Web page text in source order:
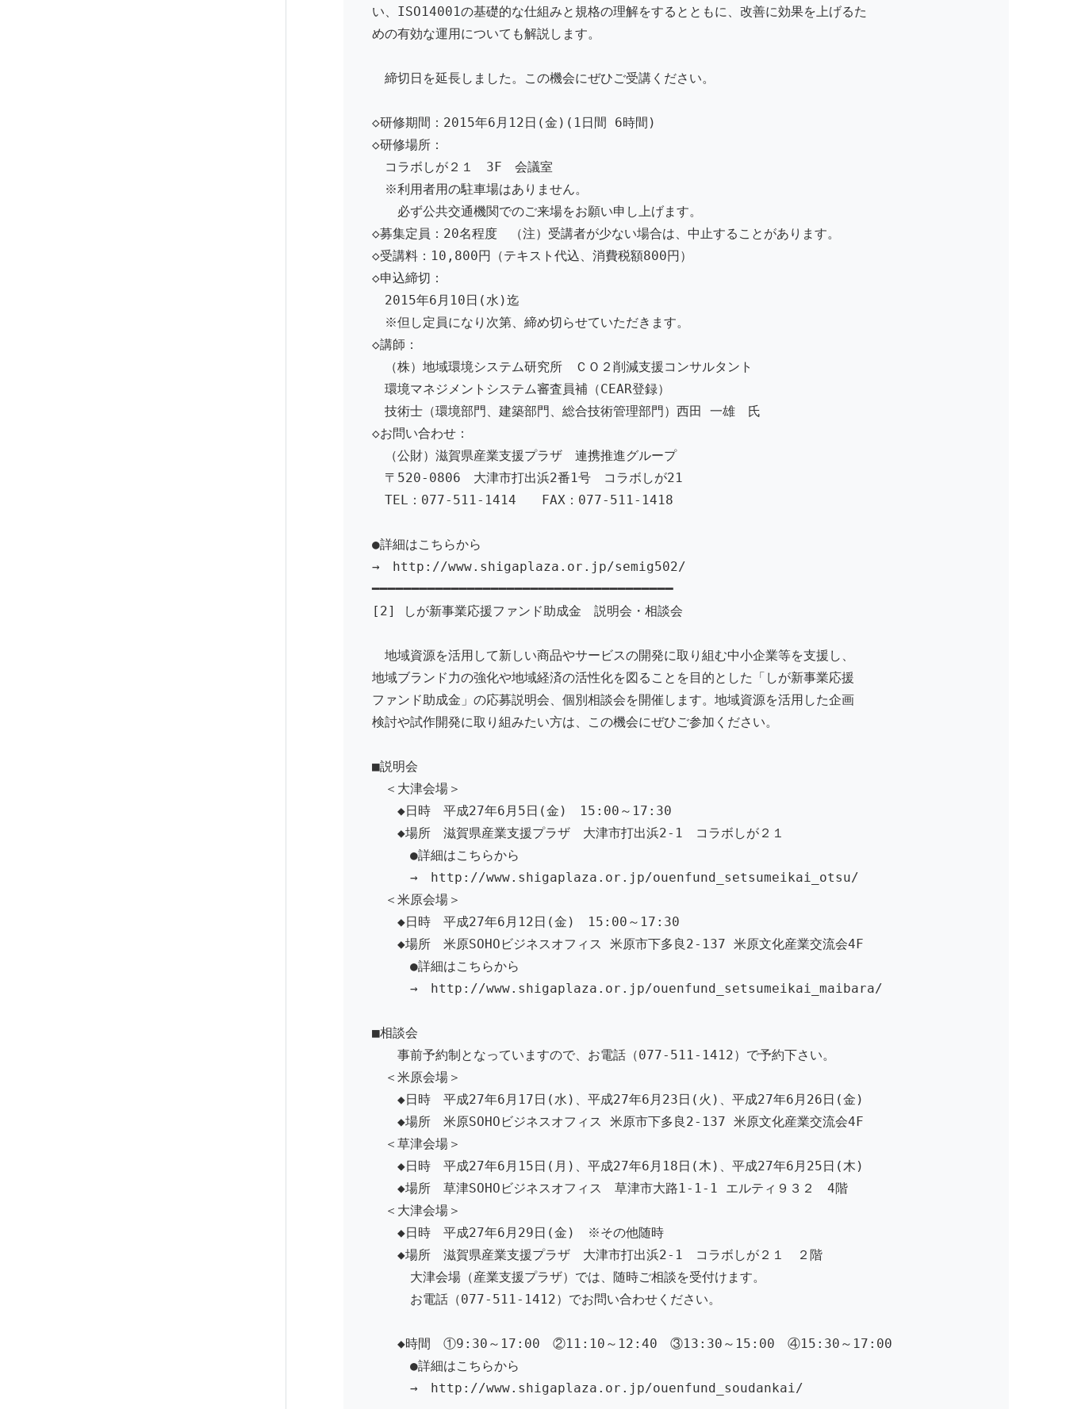
い、ISO14001の基礎的な仕組みと規格の理解をするとともに、改善に効果を上げるた
めの有効な運用についても解説します。
締切日を延長しました。この機会にぜひご受講ください。
◇研修期間：2015年6月12日(金)(1日間 6時間)
◇研修場所：
コラボしが２１ 3F 会議室
※利用者用の駐車場はありません。
必ず公共交通機関でのご来場をお願い申し上げます。
◇募集定員：20名程度 （注）受講者が少ない場合は、中止することがあります。
◇受講料：10,800円（テキスト代込、消費税額800円）
◇申込締切：
2015年6月10日(水)迄
※但し定員になり次第、締め切らせていただきます。
◇講師：
（株）地域環境システム研究所 ＣＯ２削減支援コンサルタント
環境マネジメントシステム審査員補（CEAR登録）
技術士（環境部門、建築部門、総合技術管理部門）西田 一雄 氏
◇お問い合わせ：
（公財）滋賀県産業支援プラザ 連携推進グループ
〒520-0806 大津市打出浜2番1号 コラボしが21
TEL：077-511-1414 FAX：077-511-1418
●詳細はこちらから
→ http://www.shigaplaza.or.jp/semig502/
━━━━━━━━━━━━━━━━━━━━━━━━━━━━━━━━━━━━━━
[2] しが新事業応援ファンド助成金 説明会・相談会
地域資源を活用して新しい商品やサービスの開発に取り組む中小企業等を支援し、
地域ブランド力の強化や地域経済の活性化を図ることを目的とした「しが新事業応援
ファンド助成金」の応募説明会、個別相談会を開催します。地域資源を活用した企画
検討や試作開発に取り組みたい方は、この機会にぜひご参加ください。
■説明会
＜大津会場＞
◆日時 平成27年6月5日(金) 15:00～17:30
◆場所 滋賀県産業支援プラザ 大津市打出浜2-1 コラボしが２１
●詳細はこちらから
→ http://www.shigaplaza.or.jp/ouenfund_setsumeikai_otsu/
＜米原会場＞
◆日時 平成27年6月12日(金) 15:00～17:30
◆場所 米原SOHOビジネスオフィス 米原市下多良2-137 米原文化産業交流会4F
●詳細はこちらから
→ http://www.shigaplaza.or.jp/ouenfund_setsumeikai_maibara/
■相談会
事前予約制となっていますので、お電話（077-511-1412）で予約下さい。
＜米原会場＞
◆日時 平成27年6月17日(水)、平成27年6月23日(火)、平成27年6月26日(金)
◆場所 米原SOHOビジネスオフィス 米原市下多良2-137 米原文化産業交流会4F
＜草津会場＞
◆日時 平成27年6月15日(月)、平成27年6月18日(木)、平成27年6月25日(木)
◆場所 草津SOHOビジネスオフィス 草津市大路1-1-1 エルティ９３２ 4階
＜大津会場＞
◆日時 平成27年6月29日(金) ※その他随時
◆場所 滋賀県産業支援プラザ 大津市打出浜2-1 コラボしが２１ ２階
大津会場（産業支援プラザ）では、随時ご相談を受付けます。
お電話（077-511-1412）でお問い合わせください。
◆時間 ①9:30～17:00 ②11:10～12:40 ③13:30～15:00 ④15:30～17:00
●詳細はこちらから
→ http://www.shigaplaza.or.jp/ouenfund_soudankai/